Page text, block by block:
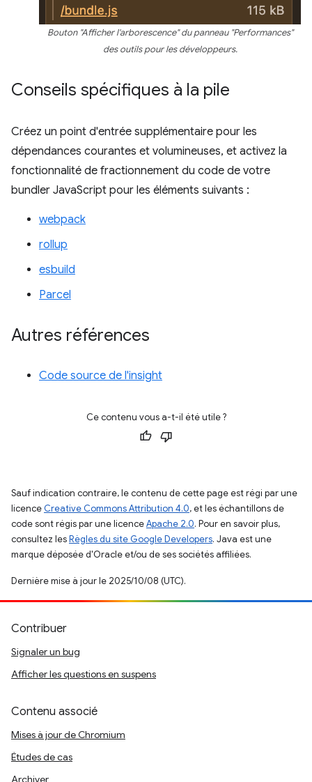
Bouton "Afficher l'arborescence" du panneau "Performances"
des outils pour les développeurs.
Conseils spécifiques à la pile
Créez un point d'entrée supplémentaire pour les
dépendances courantes et volumineuses, et activez la
fonctionnalité de fractionnement du code de votre
bundler JavaScript pour les éléments suivants :
webpack
rollup
esbuild
Parcel
Autres références
Code source de l'insight
Ce contenu vous a-t-il été utile ?
Sauf indication contraire, le contenu de cette page est régi par une
licence Creative Commons Attribution 4.0, et les échantillons de
code sont régis par une licenceApache 2.0. Pour en savoir plus,
consultez lesRègles du site Google Developers. Java est une
marque déposée d'Oracle et/ou de ses sociétés affiliées.
Dernière mise à jour le 2025/10/08 (UTC).
Contribuer
Signaler un bug
Afficher les questions en suspens
Contenu associé
Mises à jour de Chromium
Études de cas
Archiver